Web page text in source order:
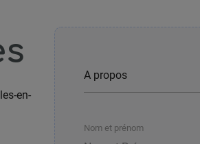
en-
Nom et prénom